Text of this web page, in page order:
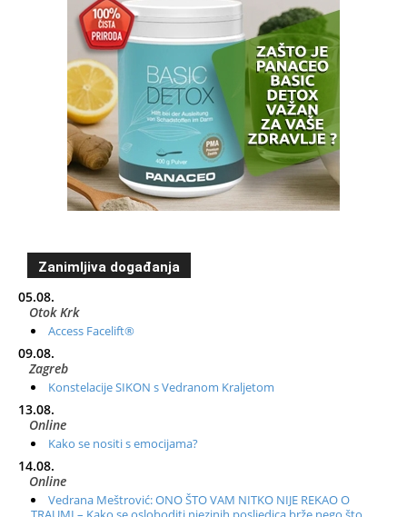
Zanimljiva događanja
05.08.
Otok Krk
Access Facelift®
09.08.
Zagreb
Konstelacije SIKON s Vedranom Kraljetom
13.08.
Online
Kako se nositi s emocijama?
14.08.
Online
Vedrana Meštrović: ONO ŠTO VAM NITKO NIJE REKAO O